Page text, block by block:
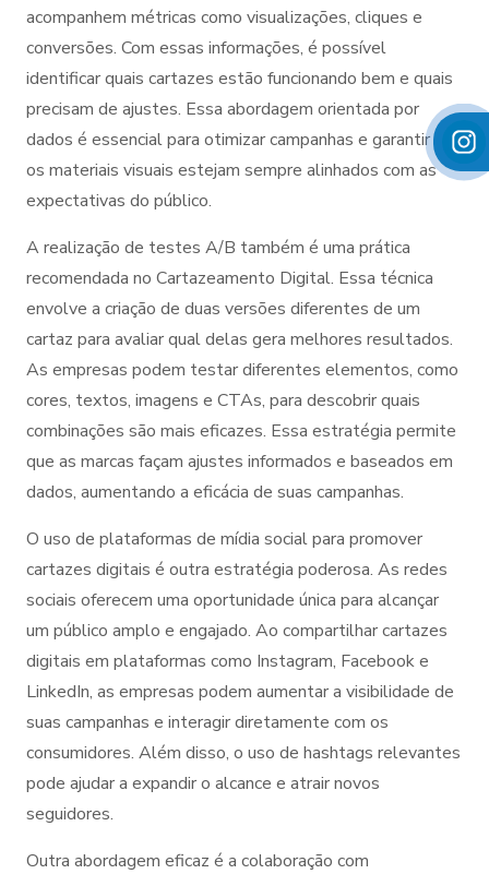
acompanhem métricas como visualizações, cliques e
conversões. Com essas informações, é possível
identificar quais cartazes estão funcionando bem e quais
precisam de ajustes. Essa abordagem orientada por
dados é essencial para otimizar campanhas e garantir que
os materiais visuais estejam sempre alinhados com as
expectativas do público.
A realização de testes A/B também é uma prática
recomendada no Cartazeamento Digital. Essa técnica
envolve a criação de duas versões diferentes de um
cartaz para avaliar qual delas gera melhores resultados.
As empresas podem testar diferentes elementos, como
cores, textos, imagens e CTAs, para descobrir quais
combinações são mais eficazes. Essa estratégia permite
que as marcas façam ajustes informados e baseados em
dados, aumentando a eficácia de suas campanhas.
O uso de plataformas de mídia social para promover
cartazes digitais é outra estratégia poderosa. As redes
sociais oferecem uma oportunidade única para alcançar
um público amplo e engajado. Ao compartilhar cartazes
digitais em plataformas como Instagram, Facebook e
LinkedIn, as empresas podem aumentar a visibilidade de
suas campanhas e interagir diretamente com os
consumidores. Além disso, o uso de hashtags relevantes
pode ajudar a expandir o alcance e atrair novos
seguidores.
Outra abordagem eficaz é a colaboração com